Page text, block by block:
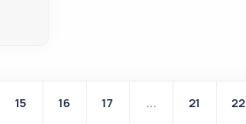
15 16 17 ... 21 22